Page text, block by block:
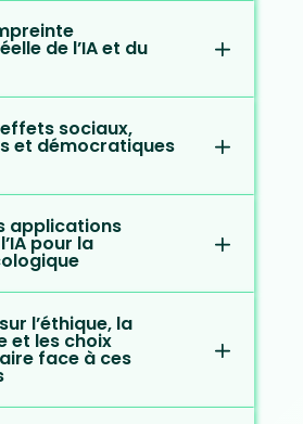
de l’IA et du
sociaux,
et démocratiques
applications
pour la
l’éthique, la
et les choix
face à ces